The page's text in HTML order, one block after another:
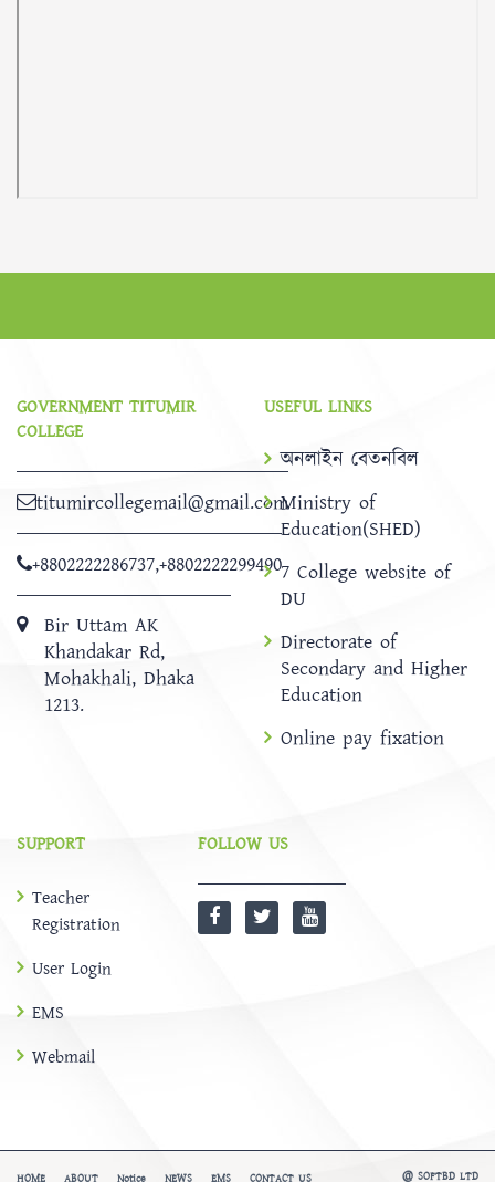
GOVERNMENT TITUMIR
COLLEGE
titumircollegemail@gmail.com
+8802222286737,+8802222299490
Bir Uttam AK
Khandakar Rd,
Mohakhali, Dhaka
1213.
USEFUL LINKS
অনলাইন বেতনবিল
Ministry of
Education(SHED)
7 College website of
DU
Directorate of
Secondary and Higher
Education
Online pay fixation
SUPPORT
Teacher
Registration
User Login
EMS
Webmail
FOLLOW US
HOME ABOUT Notice NEWS EMS CONTACT US @ SOFTBD LTD